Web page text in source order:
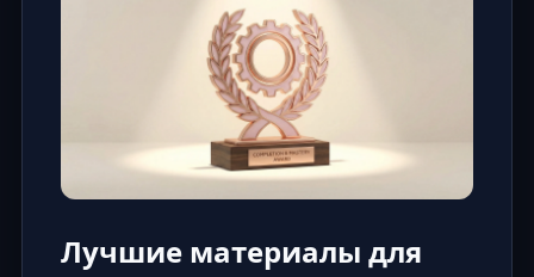
Лучшие материалы для